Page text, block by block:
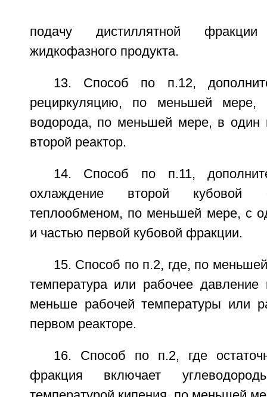
подачу дистиллятной
жидкофазного продукта.
13. Способ по п.12,
рециркуляцию, по меньшей мере,
водорода, по меньшей мере, в один
второй реактор.
14. Способ по п.11,
охлаждение второй кубовой
теплообменом, по меньшей мере, с
и частью первой кубовой фракции.
15. Способ по п.2, где, по
температура или рабочее давление
меньше рабочей температуры или
первом реакторе.
16. Способ по п.2, где
фракция включает